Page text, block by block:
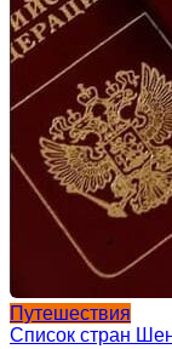
Путешествия
Список стран